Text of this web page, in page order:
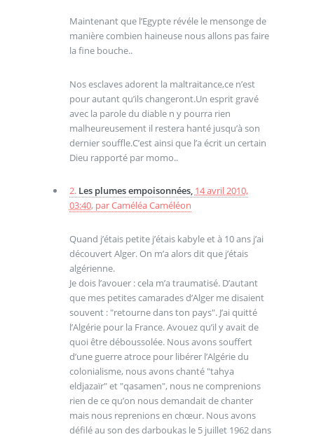
Maintenant que l’Egypte révéle le mensonge de
manière combien haineuse nous allons pas faire
la fine bouche..
Nos esclaves adorent la maltraitance,ce n’est
pour autant qu’ils changeront.Un esprit gravé
avec la parole du diable n y pourra rien
malheureusement il restera hanté jusqu’à son
dernier souffle.C’est ainsi que l’a écrit un certain
Dieu rapporté par momo..
2. Les plumes empoisonnées, 14 avril 2010,
03:40, parCaméléa Caméléon
Quand j’étais petite j’étais kabyle et à 10 ans j’ai
découvert Alger. On m’a alors dit que j’étais
algérienne.
Je dois l’avouer : cela m’a traumatisé. D’autant
que mes petites camarades d’Alger me disaient
souvent : "retourne dans ton pays". J’ai quitté
l’Algérie pour la France. Avouez qu’il y avait de
quoi être déboussolée. Nous avons souffert
d’une guerre atroce pour libérer l’Algérie du
colonialisme, nous avons chanté "tahya
eldjazaïr" et "qasamen", nous ne comprenions
rien de ce qu’on nous demandait de chanter
mais nous reprenions en chœur. Nous avons
défilé au son des darboukas le 5 juillet 1962 dans